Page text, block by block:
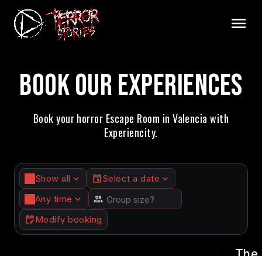
BOOK OUR EXPERIENCES
Book your horror Escape Room in Valencia with
Experiencity.